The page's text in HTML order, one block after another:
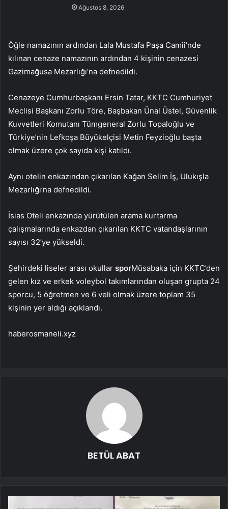
Ağustos 8, 2026
Öğle namazının ardından Lala Mustafa Paşa Camii’nde
kılınan cenaze namazının ardından 4 kişinin cenazesi
Gazimağusa Mezarlığı’na defnedildi.
Cenazeye Cumhurbaşkanı Ersin Tatar, KKTC Cumhuriyet
Meclisi Başkanı Zorlu Töre, Başbakan Ünal Üstel, Güvenlik
Kuvvetleri Komutanı Tümgeneral Zorlu Topaloğlu ve
Türkiye’nin Lefkoşa Büyükelçisi Metin Feyzioğlu başta
olmak üzere çok sayıda kişi katıldı.
Aynı otelin enkazından çıkarılan Kağan Selim İş, Ulukışla
Mezarlığı’na defnedildi.
İsias Oteli enkazında yürütülen arama kurtarma
çalışmalarında enkazdan çıkarılan KKTC vatandaşlarının
sayısı 32’ye yükseldi.
Şehirdeki liseler arası okullar sporMüsabaka için KKTC’den
gelen kız ve erkek voleybol takımlarından oluşan grupta 24
sporcu, 5 öğretmen ve 6 veli olmak üzere toplam 35
kişinin yer aldığı açıklandı.
haberosmaneli.xyz
BETÜL ABAT